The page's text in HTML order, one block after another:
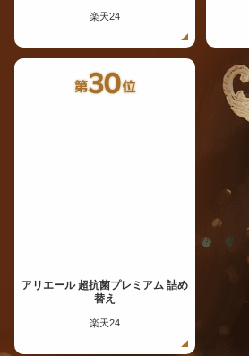
楽天24
アリエール 超抗菌プレミアム 詰め
替え
楽天24